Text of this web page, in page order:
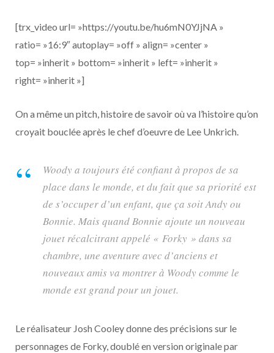
[trx_video url= »https://youtu.be/hu6mN0YJjNA »
ratio= »16:9″ autoplay= »off » align= »center »
top= »inherit » bottom= »inherit » left= »inherit »
right= »inherit »]
On a même un pitch, histoire de savoir où va l’histoire qu’on
croyait bouclée après le chef d’oeuvre de Lee Unkrich.
Woody a toujours été confiant à propos de sa
place dans le monde, et du fait que sa priorité est
de s’occuper d’un enfant, que ça soit Andy ou
Bonnie. Mais quand Bonnie ajoute un nouveau
jouet récalcitrant appelé « Forky » dans sa
chambre, une aventure avec d’anciens et
nouveaux amis va montrer à Woody comme le
monde est grand pour un jouet.
Le réalisateur Josh Cooley donne des précisions sur le
personnages de Forky, doublé en version originale par